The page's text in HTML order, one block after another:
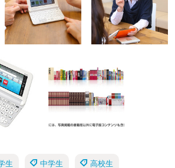
生 中学生 高校生